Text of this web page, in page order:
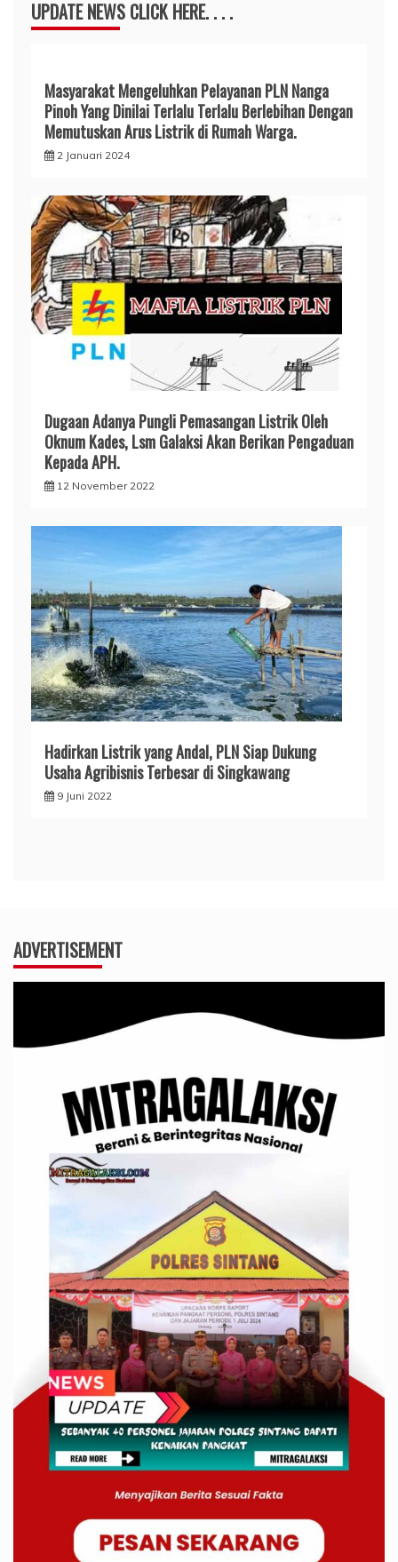
UPDATE NEWS CLICK HERE. . . .
Masyarakat Mengeluhkan Pelayanan PLN Nanga
Pinoh Yang Dinilai Terlalu Terlalu Berlebihan Dengan
Memutuskan Arus Listrik di Rumah Warga.
2 Januari 2024
Dugaan Adanya Pungli Pemasangan Listrik Oleh
Oknum Kades, Lsm Galaksi Akan Berikan Pengaduan
Kepada APH.
12 November 2022
Hadirkan Listrik yang Andal, PLN Siap Dukung
Usaha Agribisnis Terbesar di Singkawang
9 Juni 2022
ADVERTISEMENT